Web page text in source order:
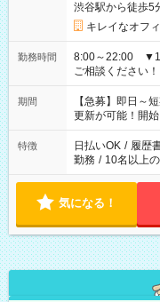
渋谷駅から徒歩5
キレイなオフ
勤務時間
8:00～22:00 ▼1
ご相談ください！
期間
【急募】即日～
更新が可能！開
特徴 日払いOK / 履歴
勤務 / 10名以上
気になる！